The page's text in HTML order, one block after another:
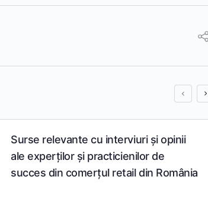
Surse relevante cu interviuri și opinii
ale experților și practicienilor de
succes din comerțul retail din România